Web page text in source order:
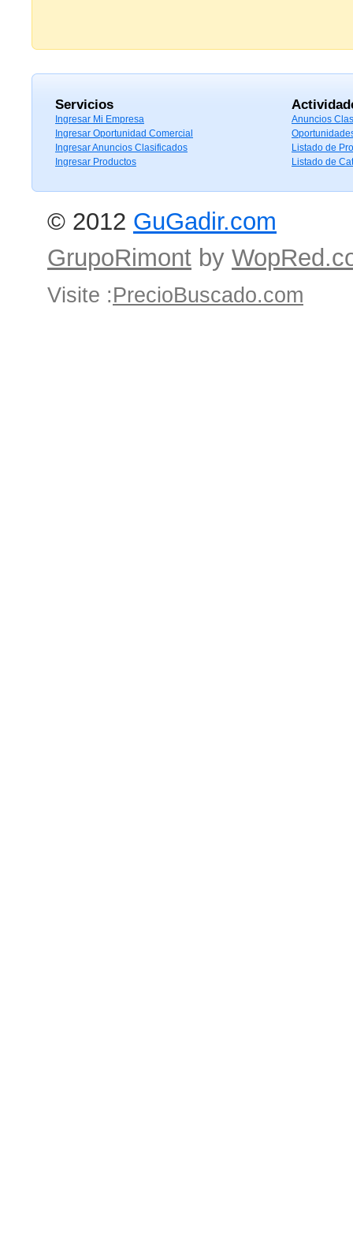
Servicios
Ingresar Mi Empresa
Ingresar Oportunidad Comercial
Ingresar Anuncios Clasificados
Ingresar Productos
Anuncios
Listado de
Listado de
© 2012 GuGadir.com
GrupoRimont by
Visite :PrecioBuscado.com